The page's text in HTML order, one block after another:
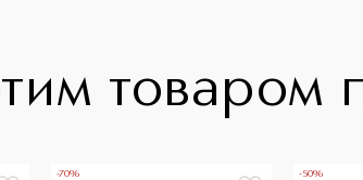
товаром
-70%
-50%